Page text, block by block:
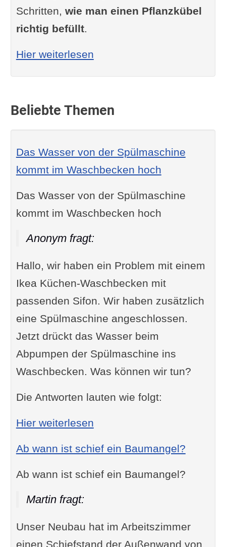
Schritten, wie man einen Pflanzkübel
richtig befüllt.
Hier weiterlesen: Pflanzkübel befüllen:
Beliebte Themen
Das Wasser von der Spülmaschine
kommt im Waschbecken hoch
Das Wasser von der Spülmaschine
kommt im Waschbecken hoch
Anonym fragt:
Hallo, wir haben ein Problem mit einem
Ikea Küchen-Waschbecken mit
passenden Sifon. Wir haben zusätzlich
eine Spülmaschine angeschlossen.
Jetzt drückt das Wasser beim
Abpumpen der Spülmaschine ins
Waschbecken. Was können wir tun?
Die Antworten lauten wie folgt:
Hier weiterlesen: Das Wasser von der
Ab wann ist schief ein Baumangel?
Ab wann ist schief ein Baumangel?
Martin fragt:
Unser Neubau hat im Arbeitszimmer
einen Schiefstand der Außenwand von